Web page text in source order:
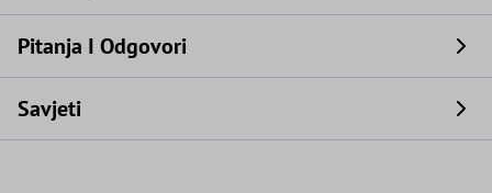
Pitanja I Odgovori
Savjeti